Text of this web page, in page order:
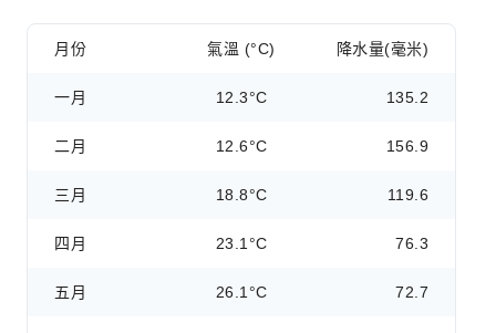
月份 氣溫 (°C) 降水量(毫米)
一月 12.3°C 135.2
二月 12.6°C 156.9
三月 18.8°C 119.6
四月 23.1°C 76.3
五月 26.1°C 72.7